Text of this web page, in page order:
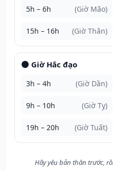
5h – 6h (Giờ Mão)
15h – 16h (Giờ Thân)
🌑 Giờ Hắc đạo
3h – 4h (Giờ Dần)
9h – 10h (Giờ Tỵ)
19h – 20h (Giờ Tuất)
Hãy yêu bản thân trước,